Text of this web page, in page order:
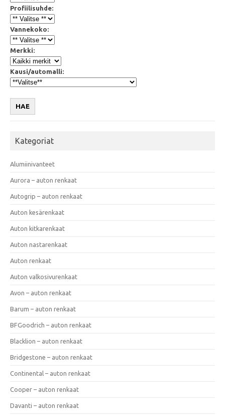
Profiilisuhde:
Vannekoko:
Merkki:
Kausi/automalli:
HAE
Kategoriat
Alumiinivanteet
Aurora – auton renkaat
Autogrip – auton renkaat
Auton kesärenkaat
Auton kitkarenkaat
Auton nastarenkaat
Auton renkaat
Auton valkosivurenkaat
Avon – auton renkaat
Barum – auton renkaat
BFGoodrich – auton renkaat
Blacklion – auton renkaat
Bridgestone – auton renkaat
Continental – auton renkaat
Cooper – auton renkaat
Davanti – auton renkaat